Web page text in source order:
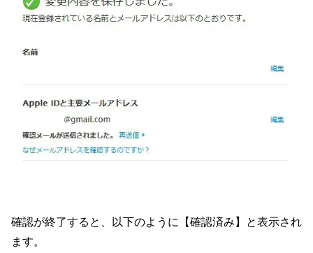
確認が終了すると、以下のように【確認済み】と表示され
ます。